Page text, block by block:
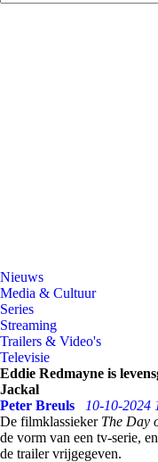
Nieuws
Media & Cultuur
Series
Streaming
Trailers & Video's
Televisie
Eddie Redmayne is
Jackal
Peter Breuls
10-10-2024
De filmklassieker The Day
de vorm van een tv-serie,
de trailer vrijgegeven.